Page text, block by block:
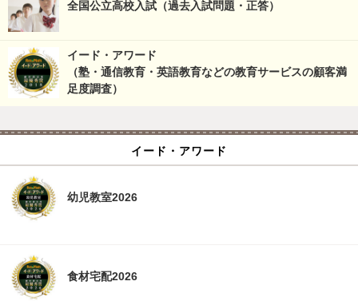
全国公立高校入試（過去入試問題・正答）
イード・アワード
（塾・通信教育・英語教育などの教育サービスの顧客満
足度調査）
イード・アワード
幼児教室2026
食材宅配2026